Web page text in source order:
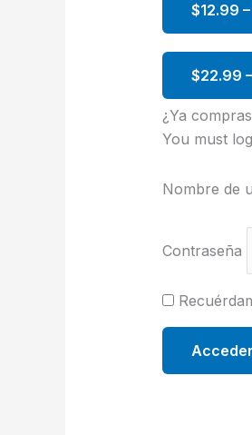
$12.99
$22.99
¿Ya
You must
Nombre de
Contraseña